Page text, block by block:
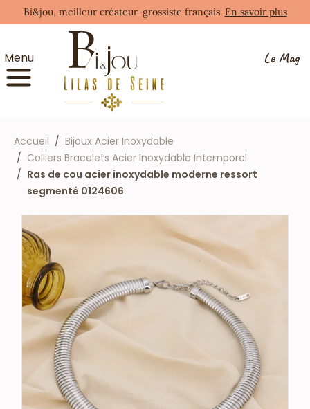
Bi&jou, meilleur créateur-grossiste français. En savoir plus
Menu Le Mag
Accueil
Bijoux Acier Inoxydable
Colliers Bracelets Acier Inoxydable Intemporel
Ras de cou acier inoxydable moderne ressort
segmenté 0124606